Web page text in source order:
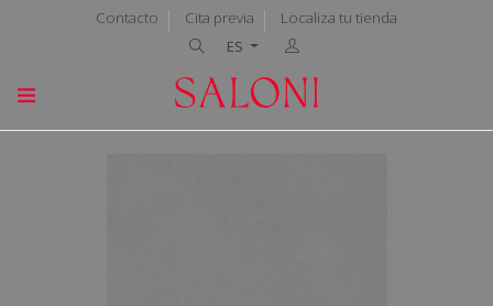
Contacto Cita previa
Localiza tu tienda
ES